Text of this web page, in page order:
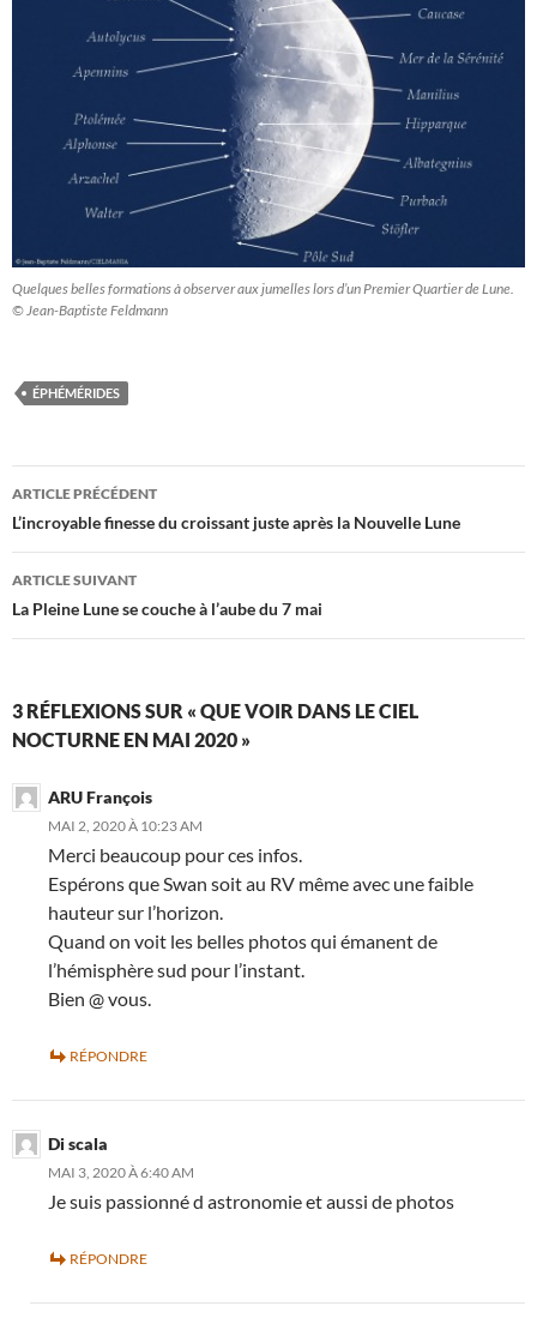
Quelques belles formations à observer aux jumelles lors d’un Premier Quartier de Lune.
© Jean-Baptiste Feldmann
ÉPHÉMÉRIDES
Navigation
des
articles
ARTICLE PRÉCÉDENT
L’incroyable finesse du croissant juste après la Nouvelle Lune
ARTICLE SUIVANT
La Pleine Lune se couche à l’aube du 7 mai
3 RÉFLEXIONS SUR « QUE VOIR DANS LE CIEL
NOCTURNE EN MAI 2020 »
ARU François
MAI 2, 2020 À 10:23 AM
Merci beaucoup pour ces infos.
Espérons que Swan soit au RV même avec une faible
hauteur sur l’horizon.
Quand on voit les belles photos qui émanent de
l’hémisphère sud pour l’instant.
Bien @ vous.
RÉPONDRE
Di scala
MAI 3, 2020 À 6:40 AM
Je suis passionné d astronomie et aussi de photos
RÉPONDRE